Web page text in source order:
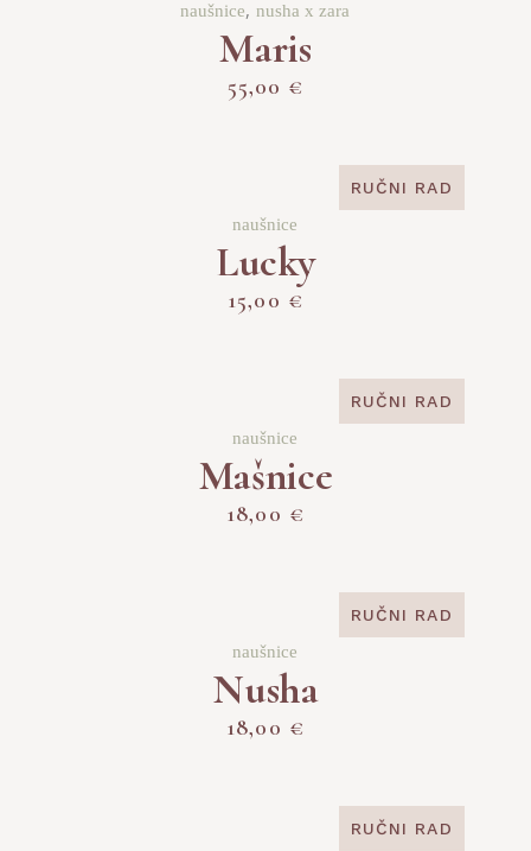
naušnice nusha x zara
Maris
55,00 €
SOLD
RUČNI RAD
naušnice
Lucky
15,00 €
SOLD
RUČNI RAD
naušnice
Mašnice
18,00 €
SOLD
RUČNI RAD
naušnice
Nusha
18,00 €
SOLD
RUČNI RAD